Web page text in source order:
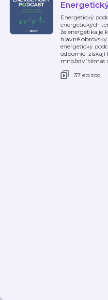
Energetický
energetických
že energetika je
hlavně
energetický
odborníci získají
množství témat
37 epizod